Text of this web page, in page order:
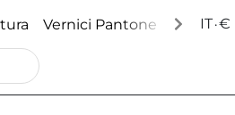
Vernici Pantone Vernici
IT.€